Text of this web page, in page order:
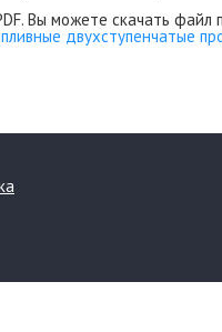
Вы можете скачать файл
двухступенчатые